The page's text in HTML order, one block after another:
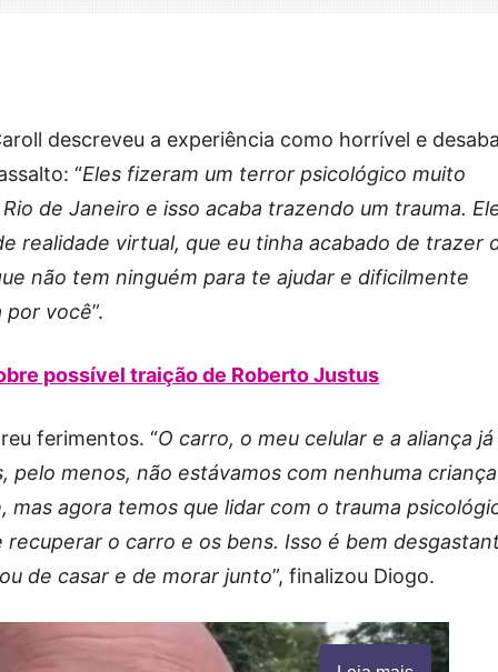
descreveu a experiência como horrível e
“Eles fizeram um terror psicológico muito
de Janeiro e isso acaba trazendo um trauma.
realidade virtual, que eu tinha acabado de trazer
não tem ninguém para te ajudar e dificilmente
por você”.
possível traição de Roberto Justus
ferimentos. “O carro, o meu celular e a aliança já
pelo menos, não estávamos com nenhuma
mas agora temos que lidar com o trauma
o carro e os bens. Isso é bem
de casar e de morar junto”, finalizou Diogo.